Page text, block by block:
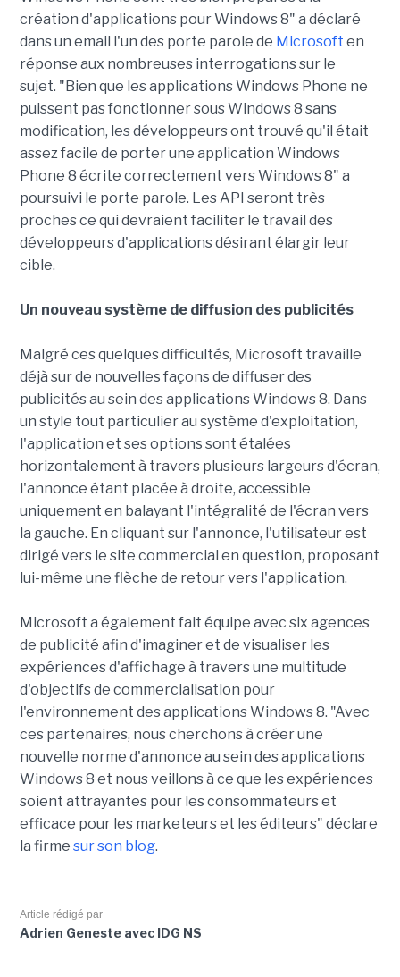
création d'applications pour Windows 8" a déclaré
dans un email l'un des porte parole de Microsoft en
réponse aux nombreuses interrogations sur le
sujet. "Bien que les applications Windows Phone ne
puissent pas fonctionner sous Windows 8 sans
modification, les développeurs ont trouvé qu'il était
assez facile de porter une application Windows
Phone 8 écrite correctement vers Windows 8" a
poursuivi le porte parole. Les API seront très
proches ce qui devraient faciliter le travail des
développeurs d'applications désirant élargir leur
cible.
Un nouveau système de diffusion des publicités
Malgré ces quelques difficultés, Microsoft travaille
déjà sur de nouvelles façons de diffuser des
publicités au sein des applications Windows 8. Dans
un style tout particulier au système d'exploitation,
l'application et ses options sont étalées
horizontalement à travers plusieurs largeurs d'écran,
l'annonce étant placée à droite, accessible
uniquement en balayant l'intégralité de l'écran vers
la gauche. En cliquant sur l'annonce, l'utilisateur est
dirigé vers le site commercial en question, proposant
lui-même une flèche de retour vers l'application.
Microsoft a également fait équipe avec six agences
de publicité afin d'imaginer et de visualiser les
expériences d'affichage à travers une multitude
d'objectifs de commercialisation pour
l'environnement des applications Windows 8. "Avec
ces partenaires, nous cherchons à créer une
nouvelle norme d'annonce au sein des applications
Windows 8 et nous veillons à ce que les expériences
soient attrayantes pour les consommateurs et
efficace pour les marketeurs et les éditeurs" déclare
la firme sur son blog.
Article rédigé par
Adrien Geneste avec IDG NS